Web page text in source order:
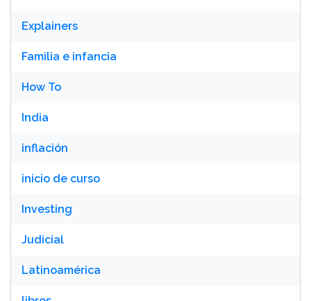
Explainers
Familia e infancia
How To
India
inflación
inicio de curso
Investing
Judicial
Latinoamérica